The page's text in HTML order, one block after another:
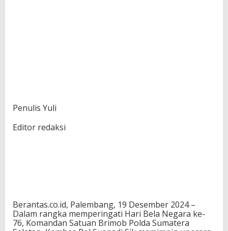
Penulis Yuli
Editor redaksi
Berantas.co.id, Palembang, 19 Desember 2024 –
Dalam rangka memperingati Hari Bela Negara ke-
76, Komandan Satuan Brimob Polda Sumatera